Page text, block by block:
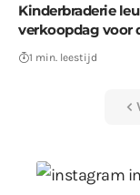
Kinderbraderie
verkoopdag voor
1 min. leestijd